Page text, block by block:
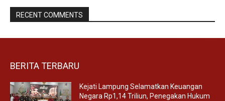
RECENT COMMENTS
BERITA TERBARU
Kejati Lampung Selamatkan Keuangan
Negara Rp1,14 Triliun, Penegakan Hukum